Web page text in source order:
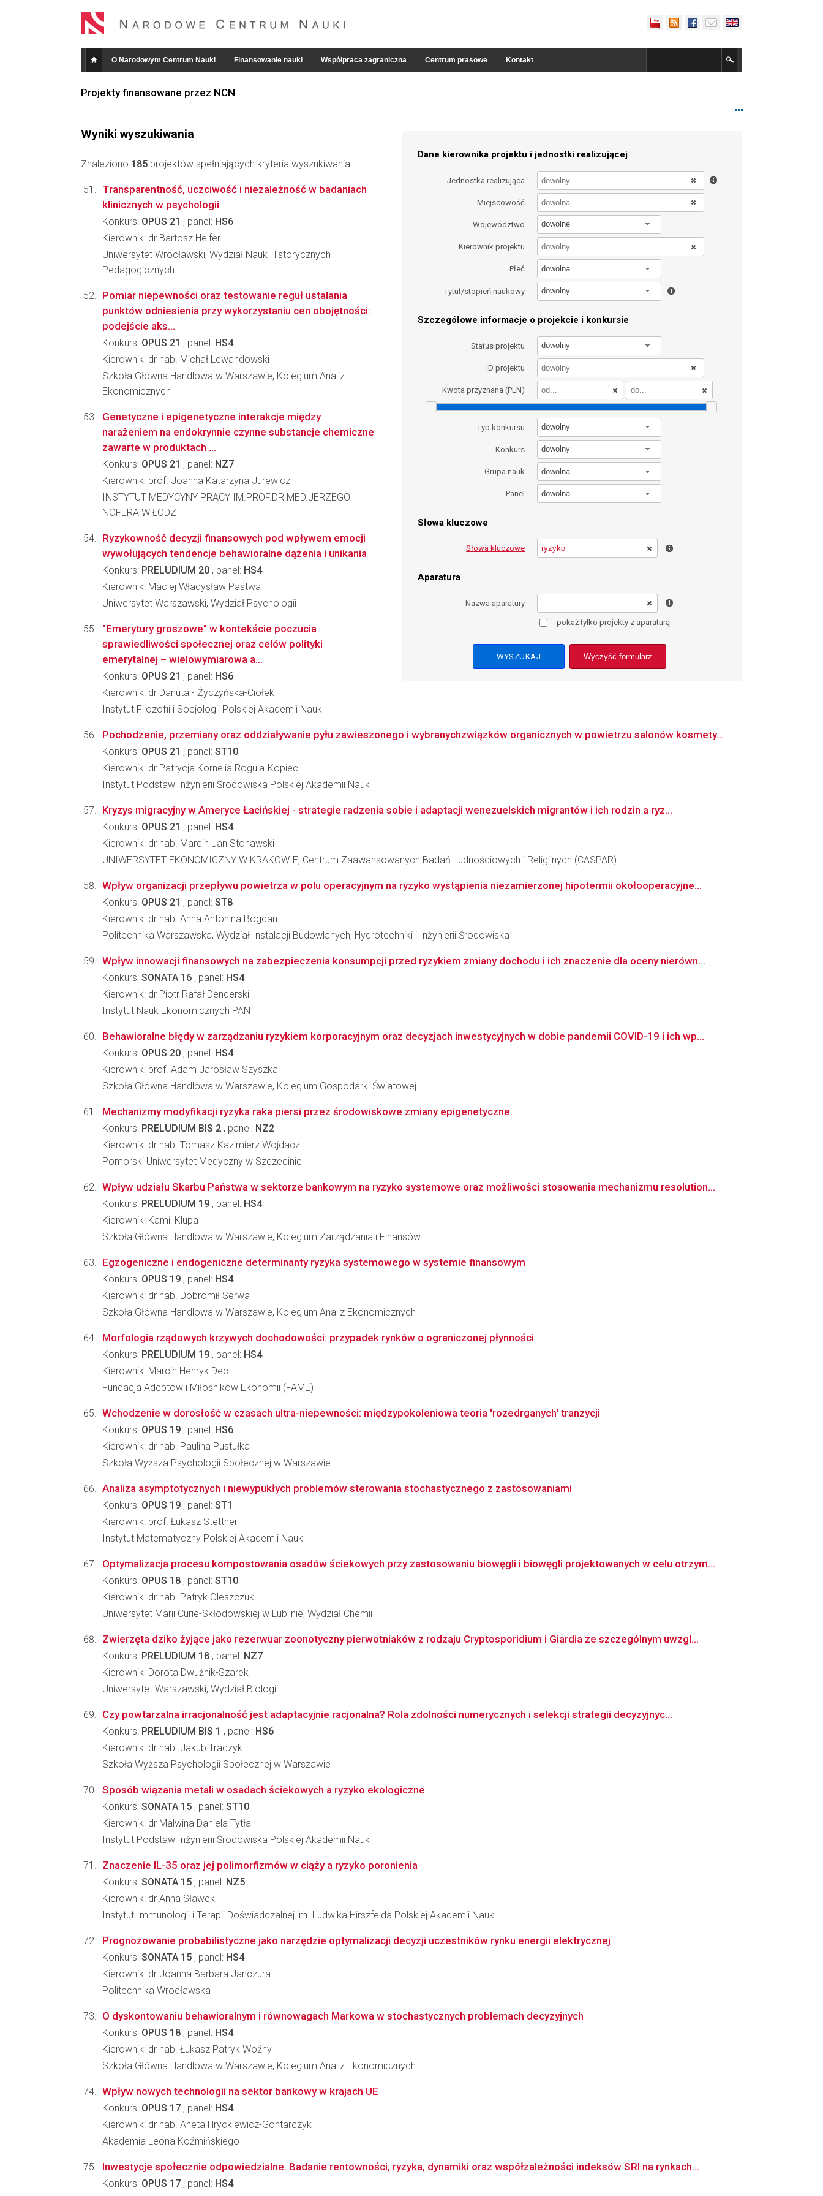
O Narodowym Centrum Nauki Finansowanie nauki Współpraca zagraniczna Centrum prasowe Kontakt
Projekty finansowane przez NCN
Wyniki wyszukiwania
Znaleziono 185 projektów spełniających kryteria wyszukiwania:
Dane kierownika projektu i jednostki realizującej
Jednostka realizująca
Miejscowość
Województwo dowolne
Kierownik projektu
Płeć dowolna
Tytuł/stopień naukowy dowolny
Szczegółowe informacje o projekcie i konkursie
Status projektu dowolny
ID projektu
Kwota przyznana (PLN)
Typ konkursu dowolny
Konkurs dowolny
Grupa nauk dowolna
Panel dowolna
Słowa kluczowe
Słowa kluczowe
Aparatura
Nazwa aparatury
pokaż tylko projekty z aparaturą
Wyczyść formularz
Transparentność, uczciwość i niezależność w badaniach
klinicznych w psychologii
Konkurs: OPUS 21 , panel: HS6
Kierownik: dr Bartosz Helfer
Uniwersytet Wrocławski, Wydział Nauk Historycznych i
Pedagogicznych
Pomiar niepewności oraz testowanie reguł ustalania
punktów odniesienia przy wykorzystaniu cen obojętności:
podejście aks...
Konkurs: OPUS 21 , panel: HS4
Kierownik: dr hab. Michał Lewandowski
Szkoła Główna Handlowa w Warszawie, Kolegium Analiz
Ekonomicznych
Genetyczne i epigenetyczne interakcje między
narażeniem na endokrynnie czynne substancje chemiczne
zawarte w produktach ...
Konkurs: OPUS 21 , panel: NZ7
Kierownik: prof. Joanna Katarzyna Jurewicz
INSTYTUT MEDYCYNY PRACY IM.PROF.DR MED.JERZEGO
NOFERA W ŁODZI
Ryzykowność decyzji finansowych pod wpływem emocji
wywołujących tendencje behawioralne dążenia i unikania
Konkurs: PRELUDIUM 20 , panel: HS4
Kierownik: Maciej Władysław Pastwa
Uniwersytet Warszawski, Wydział Psychologii
"Emerytury groszowe" w kontekście poczucia
sprawiedliwości społecznej oraz celów polityki
emerytalnej – wielowymiarowa a...
Konkurs: OPUS 21 , panel: HS6
Kierownik: dr Danuta - Życzyńska-Ciołek
Instytut Filozofii i Socjologii Polskiej Akademii Nauk
Pochodzenie, przemiany oraz oddziaływanie pyłu zawieszonego i wybranychzwiązków organicznych w powietrzu salonów kosmety...
Konkurs: OPUS 21 , panel: ST10
Kierownik: dr Patrycja Kornelia Rogula-Kopiec
Instytut Podstaw Inżynierii Środowiska Polskiej Akademii Nauk
Kryzys migracyjny w Ameryce Łacińskiej - strategie radzenia sobie i adaptacji wenezuelskich migrantów i ich rodzin a ryz...
Konkurs: OPUS 21 , panel: HS4
Kierownik: dr hab. Marcin Jan Stonawski
UNIWERSYTET EKONOMICZNY W KRAKOWIE, Centrum Zaawansowanych Badań Ludnościowych i Religijnych (CASPAR)
Wpływ organizacji przepływu powietrza w polu operacyjnym na ryzyko wystąpienia niezamierzonej hipotermii okołooperacyjne...
Konkurs: OPUS 21 , panel: ST8
Kierownik: dr hab. Anna Antonina Bogdan
Politechnika Warszawska, Wydział Instalacji Budowlanych, Hydrotechniki i Inżynierii Środowiska
Wpływ innowacji finansowych na zabezpieczenia konsumpcji przed ryzykiem zmiany dochodu i ich znaczenie dla oceny nierówn...
Konkurs: SONATA 16 , panel: HS4
Kierownik: dr Piotr Rafał Denderski
Instytut Nauk Ekonomicznych PAN
Behawioralne błędy w zarządzaniu ryzykiem korporacyjnym oraz decyzjach inwestycyjnych w dobie pandemii COVID-19 i ich wp...
Konkurs: OPUS 20 , panel: HS4
Kierownik: prof. Adam Jarosław Szyszka
Szkoła Główna Handlowa w Warszawie, Kolegium Gospodarki Światowej
Mechanizmy modyfikacji ryzyka raka piersi przez środowiskowe zmiany epigenetyczne.
Konkurs: PRELUDIUM BIS 2 , panel: NZ2
Kierownik: dr hab. Tomasz Kazimierz Wojdacz
Pomorski Uniwersytet Medyczny w Szczecinie
Wpływ udziału Skarbu Państwa w sektorze bankowym na ryzyko systemowe oraz możliwości stosowania mechanizmu resolution...
Konkurs: PRELUDIUM 19 , panel: HS4
Kierownik: Kamil Klupa
Szkoła Główna Handlowa w Warszawie, Kolegium Zarządzania i Finansów
Egzogeniczne i endogeniczne determinanty ryzyka systemowego w systemie finansowym
Konkurs: OPUS 19 , panel: HS4
Kierownik: dr hab. Dobromił Serwa
Szkoła Główna Handlowa w Warszawie, Kolegium Analiz Ekonomicznych
Morfologia rządowych krzywych dochodowości: przypadek rynków o ograniczonej płynności
Konkurs: PRELUDIUM 19 , panel: HS4
Kierownik: Marcin Henryk Dec
Fundacja Adeptów i Miłośników Ekonomii (FAME)
Wchodzenie w dorosłość w czasach ultra-niepewności: międzypokoleniowa teoria 'rozedrganych' tranzycji
Konkurs: OPUS 19 , panel: HS6
Kierownik: dr hab. Paulina Pustułka
Szkoła Wyższa Psychologii Społecznej w Warszawie
Analiza asymptotycznych i niewypukłych problemów sterowania stochastycznego z zastosowaniami
Konkurs: OPUS 19 , panel: ST1
Kierownik: prof. Łukasz Stettner
Instytut Matematyczny Polskiej Akademii Nauk
Optymalizacja procesu kompostowania osadów ściekowych przy zastosowaniu biowęgli i biowęgli projektowanych w celu otrzym...
Konkurs: OPUS 18 , panel: ST10
Kierownik: dr hab. Patryk Oleszczuk
Uniwersytet Marii Curie-Skłodowskiej w Lublinie, Wydział Chemii
Zwierzęta dziko żyjące jako rezerwuar zoonotyczny pierwotniaków z rodzaju Cryptosporidium i Giardia ze szczególnym uwzgl...
Konkurs: PRELUDIUM 18 , panel: NZ7
Kierownik: Dorota Dwużnik-Szarek
Uniwersytet Warszawski, Wydział Biologii
Czy powtarzalna irracjonalność jest adaptacyjnie racjonalna? Rola zdolności numerycznych i selekcji strategii decyzyjnyc...
Konkurs: PRELUDIUM BIS 1 , panel: HS6
Kierownik: dr hab. Jakub Traczyk
Szkoła Wyższa Psychologii Społecznej w Warszawie
Sposób wiązania metali w osadach ściekowych a ryzyko ekologiczne
Konkurs: SONATA 15 , panel: ST10
Kierownik: dr Malwina Daniela Tytła
Instytut Podstaw Inżynierii Środowiska Polskiej Akademii Nauk
Znaczenie IL-35 oraz jej polimorfizmów w ciąży a ryzyko poronienia
Konkurs: SONATA 15 , panel: NZ5
Kierownik: dr Anna Sławek
Instytut Immunologii i Terapii Doświadczalnej im. Ludwika Hirszfelda Polskiej Akademii Nauk
Prognozowanie probabilistyczne jako narzędzie optymalizacji decyzji uczestników rynku energii elektrycznej
Konkurs: SONATA 15 , panel: HS4
Kierownik: dr Joanna Barbara Janczura
Politechnika Wrocławska
O dyskontowaniu behawioralnym i równowagach Markowa w stochastycznych problemach decyzyjnych
Konkurs: OPUS 18 , panel: HS4
Kierownik: dr hab. Łukasz Patryk Woźny
Szkoła Główna Handlowa w Warszawie, Kolegium Analiz Ekonomicznych
Wpływ nowych technologii na sektor bankowy w krajach UE
Konkurs: OPUS 17 , panel: HS4
Kierownik: dr hab. Aneta Hryckiewicz-Gontarczyk
Akademia Leona Koźmińskiego
Inwestycje społecznie odpowiedzialne. Badanie rentowności, ryzyka, dynamiki oraz współzależności indeksów SRI na rynkach...
Konkurs: OPUS 17 , panel: HS4